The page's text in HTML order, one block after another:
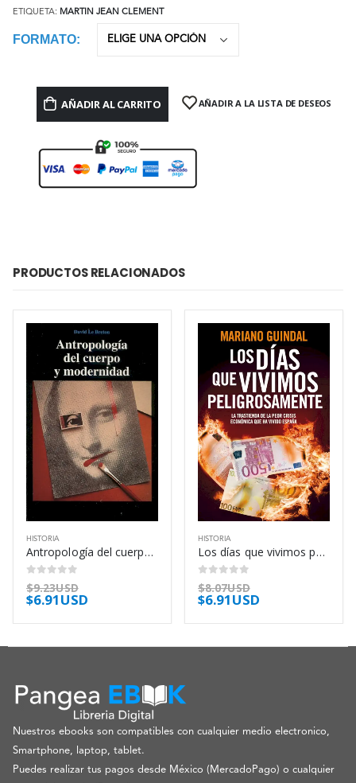
ETIQUETA: MARTIN JEAN CLEMENT
FORMATO
AÑADIR AL CARRITO AÑADIR A LA LISTA DE DESEOS
PRODUCTOS RELACIONADOS
HISTORIA
Antropología del cuerpo y modernidad – David Le Breton
0out of 5
$9.23USD
$6.91USD
HISTORIA
Los días que vivimos peligrosamente – Mariano Guindal
0out of 5
$8.07USD
$6.91USD
Nuestros ebooks son compatibles con cualquier medio electronico,
Smartphone, laptop, tablet.
Puedes realizar tus pagos desde México (MercadoPago) o cualquier